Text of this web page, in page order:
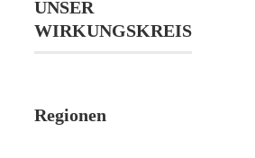
UNSER
WIRKUNGSKREIS
Regionen